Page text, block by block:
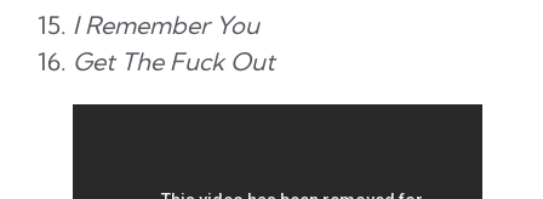
I Remember You
Get The Fuck Out